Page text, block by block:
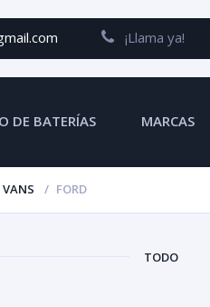
¡Llama ya!
DE BATERÍAS MARCAS
FORD
TODO